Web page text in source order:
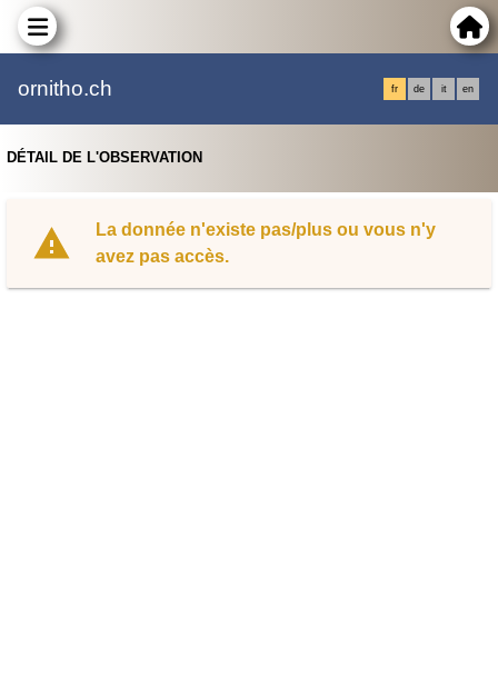
ornitho.ch fr de it en
DÉTAIL DE L'OBSERVATION
La donnée n'existe pas/plus ou vous n'y
avez pas accès.